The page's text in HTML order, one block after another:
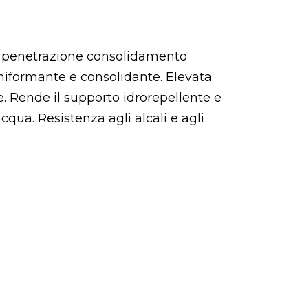
consolidamento
e consolidante. Elevata
Rende il supporto idrorepellente e
Resistenza agli alcali e agli